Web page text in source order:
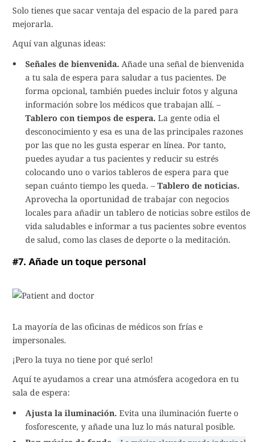
Solo tienes que sacar ventaja del espacio de la pared para
mejorarla.
Aquí van algunas ideas:
Señales de bienvenida. Añade una señal de bienvenida
a tu sala de espera para saludar a tus pacientes. De
forma opcional, también puedes incluir fotos y alguna
información sobre los médicos que trabajan allí. –
Tablero con tiempos de espera. La gente odia el
desconocimiento y esa es una de las principales razones
por las que no les gusta esperar en línea. Por tanto,
puedes ayudar a tus pacientes y reducir su estrés
colocando uno o varios tableros de espera para que
sepan cuánto tiempo les queda. – Tablero de noticias.
Aprovecha la oportunidad de trabajar con negocios
locales para añadir un tablero de noticias sobre estilos de
vida saludables e informar a tus pacientes sobre eventos
de salud, como las clases de deporte o la meditación.
#7. Añade un toque personal
La mayoría de las oficinas de médicos son frías e
impersonales.
¡Pero la tuya no tiene por qué serlo!
Aquí te ayudamos a crear una atmósfera acogedora en tu
sala de espera:
Ajusta la iluminación. Evita una iluminación fuerte o
fosforescente, y añade una luz lo más natural posible.